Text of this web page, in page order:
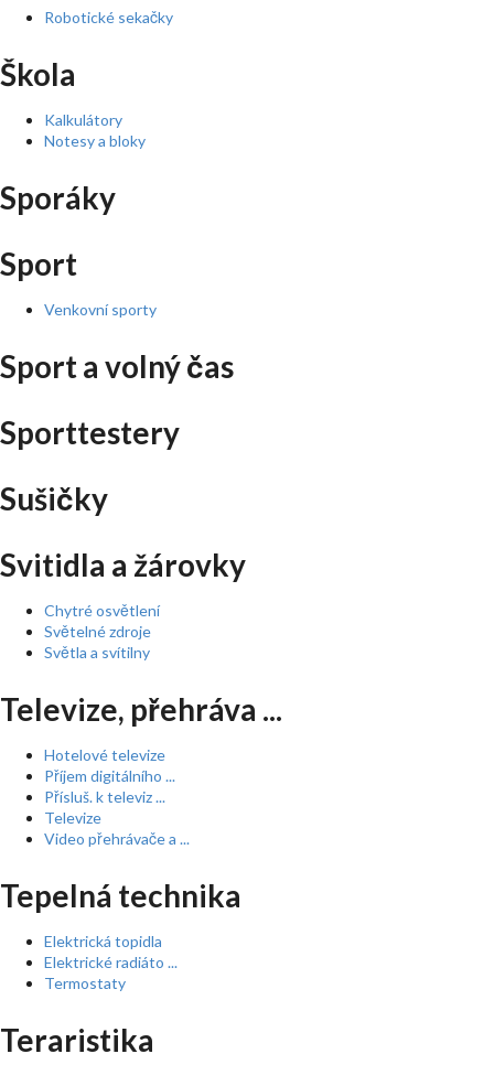
Robotické sekačky
Škola
Kalkulátory
Notesy a bloky
Sporáky
Sport
Venkovní sporty
Sport a volný čas
Sporttestery
Sušičky
Svitidla a žárovky
Chytré osvětlení
Světelné zdroje
Světla a svítilny
Televize, přehráva ...
Hotelové televize
Příjem digitálního ...
Přísluš. k televiz ...
Televize
Video přehrávače a ...
Tepelná technika
Elektrická topidla
Elektrické radiáto ...
Termostaty
Teraristika